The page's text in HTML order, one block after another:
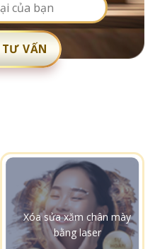
Xóa sửa xăm chân mày
bằng laser